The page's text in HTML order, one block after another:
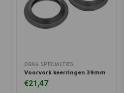
DRAG SPECIALTIES
Voorvork keerringen 39mm
€21,47